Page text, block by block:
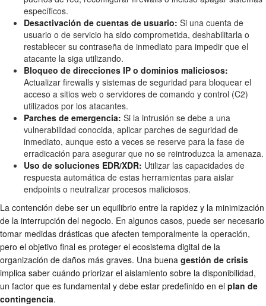
específicos.
Desactivación de cuentas de usuario: Si una cuenta de
usuario o de servicio ha sido comprometida, deshabilitarla o
restablecer su contraseña de inmediato para impedir que el
atacante la siga utilizando.
Bloqueo de direcciones IP o dominios maliciosos:
Actualizar firewalls y sistemas de seguridad para bloquear el
acceso a sitios web o servidores de comando y control (C2)
utilizados por los atacantes.
Parches de emergencia: Si la intrusión se debe a una
vulnerabilidad conocida, aplicar parches de seguridad de
inmediato, aunque esto a veces se reserve para la fase de
erradicación para asegurar que no se reintroduzca la amenaza.
Uso de soluciones EDR/XDR: Utilizar las capacidades de
respuesta automática de estas herramientas para aislar
endpoints o neutralizar procesos maliciosos.
La contención debe ser un equilibrio entre la rapidez y la minimización
de la interrupción del negocio. En algunos casos, puede ser necesario
tomar medidas drásticas que afecten temporalmente la operación,
pero el objetivo final es proteger el ecosistema digital de la
organización de daños más graves. Una buena gestión de crisis
implica saber cuándo priorizar el aislamiento sobre la disponibilidad,
un factor que es fundamental y debe estar predefinido en el plan de
contingencia.